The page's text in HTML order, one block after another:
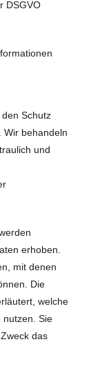
DSGVO
Schutz
Wir behandeln
und
erhoben.
mit denen
Die
welche
nutzen. Sie
das